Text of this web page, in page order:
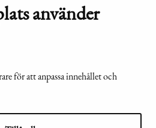
använder
för att anpassa innehållet och
svar